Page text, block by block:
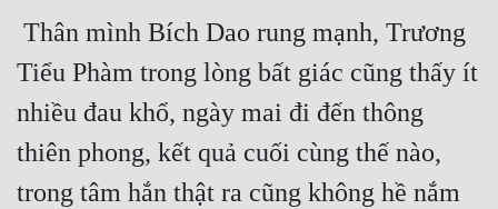
Tiểu Phàm trong lòng bất giác cũng thấy ít
nhiều đau khổ, ngày mai đi đến thông
thiên phong, kết quả cuối cùng thế nào,
trong tâm hắn thật ra cũng không hề nắm